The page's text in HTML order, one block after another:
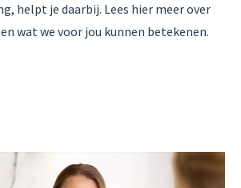
helpt je daarbij. Lees hier meer over
wat we voor jou kunnen betekenen.